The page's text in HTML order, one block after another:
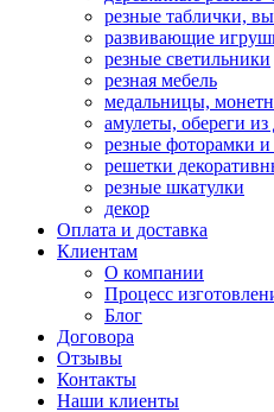
резные таблички,
развивающие
резные светильники
резная мебель
медальницы,
амулеты, обереги из
резные фоторамки
решетки
резные шкатулки
декор
Оплата и доставка
Клиентам
О компании
Процесс
Блог
Договора
Отзывы
Контакты
Наши клиенты